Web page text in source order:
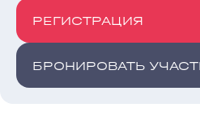
РЕГИСТРАЦИЯ
БРОНИРОВАТЬ